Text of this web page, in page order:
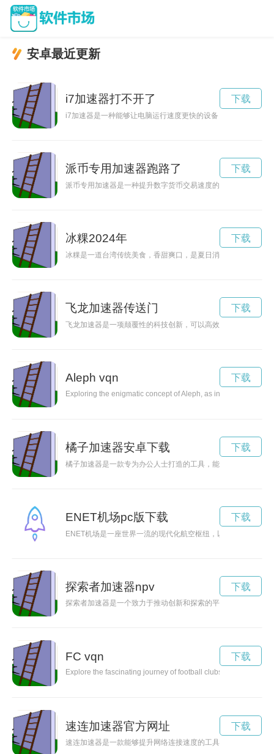
安卓最近更新
i7加速器打不开了
i7加速器是一种能够让电脑运行速度更快的设备，通过提升处
下载
派币专用加速器跑路了
派币专用加速器是一种提升数字货币交易速度的工具，可以让
下载
冰粿2024年
冰粿是一道台湾传统美食，香甜爽口，是夏日消暑的最佳选择
下载
飞龙加速器传送门
飞龙加速器是一项颠覆性的科技创新，可以高效加速数据处理
下载
Aleph vqn
Exploring the enigmatic concept of Aleph, as introduced by
下载
橘子加速器安卓下载
橘子加速器是一款专为办公人士打造的工具，能够帮助用户提
下载
ENET机场pc版下载
ENET机场是一座世界一流的现代化航空枢纽，以其卓越的服
下载
探索者加速器npv
探索者加速器是一个致力于推动创新和探索的平台，通过引入
下载
FC vqn
Explore the fascinating journey of football clubs, from their
下载
速连加速器官方网址
速连加速器是一款能够提升网络连接速度的工具，用户通过使
下载